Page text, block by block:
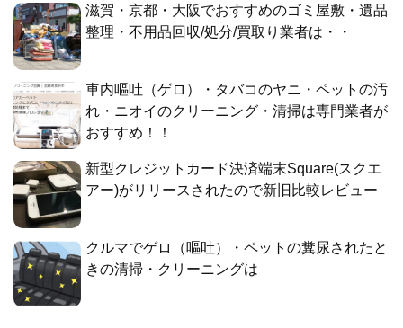
滋賀・京都・大阪でおすすめのゴミ屋敷・遺品
整理・不用品回収/処分/買取り業者は・・
車内嘔吐（ゲロ）・タバコのヤニ・ペットの汚
れ・ニオイのクリーニング・清掃は専門業者が
おすすめ！！
新型クレジットカード決済端末Square(スクエ
アー)がリリースされたので新旧比較レビュー
クルマでゲロ（嘔吐）・ペットの糞尿されたと
きの清掃・クリーニングは